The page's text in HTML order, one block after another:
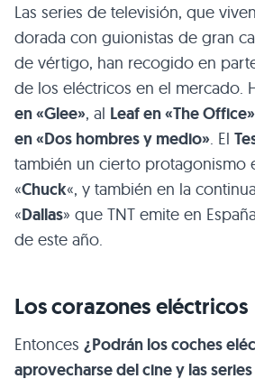
Las series de televisión, que
dorada con guionistas de gran
de vértigo, han recogido en
de los eléctricos en el mercado.
en «Glee», al Leaf en «The Office»
en «Dos hombres y medio» . El
también un cierto protagonismo
«Chuck«, y también en la
«Dallas» que TNT emite en
de este año.
Los corazones eléctricos
Entonces ¿Podrán los coches
aprovecharse del cine y las